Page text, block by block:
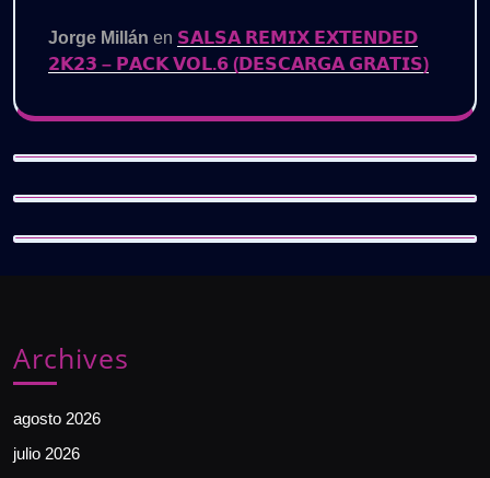
Jorge Millán en 𝗦𝗔𝗟𝗦𝗔 𝗥𝗘𝗠𝗜𝗫 𝗘𝗫𝗧𝗘𝗡𝗗𝗘𝗗
𝟮𝗞𝟮𝟯 – 𝗣𝗔𝗖𝗞 𝗩𝗢𝗟.𝟲 (𝗗𝗘𝗦𝗖𝗔𝗥𝗚𝗔 𝗚𝗥𝗔𝗧𝗜𝗦)
Archives
agosto 2026
julio 2026